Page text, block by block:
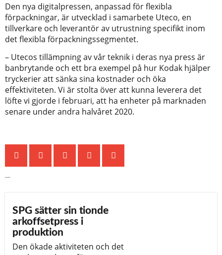
Den nya digitalpressen, anpassad för flexibla
förpackningar, är utvecklad i samarbete Uteco, en
tillverkare och leverantör av utrustning specifikt inom
det flexibla förpackningssegmentet.
– Utecos tillämpning av vår teknik i deras nya press är
banbrytande och ett bra exempel på hur Kodak hjälper
tryckerier att sänka sina kostnader och öka
effektiviteten. Vi är stolta över att kunna leverera det
löfte vi gjorde i februari, att ha enheter på marknaden
senare under andra halvåret 2020.
Senaste nytt
SPG sätter sin tionde
arkoffsetpress i
produktion
Den ökade aktiviteten och det